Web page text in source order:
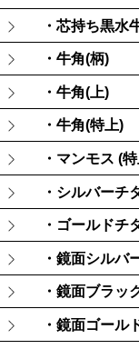
・芯持ち黒水
・牛角(柄)
・牛角(上)
・牛角(特上)
・マンモス (特
・シルバーチ
・ゴールドチ
・鏡面シルバ
・鏡面ブラッ
・鏡面ゴール